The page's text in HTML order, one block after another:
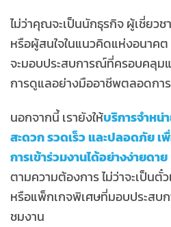
ไม่ว่าคุณจะเป็นนักธุรกิจ ผู้เชี่ยว
หรือผู้สนใจในแนวคิดแห่งอนาคต
จะมอบประสบการณ์ที่ครอบคลุม
การดูแลอย่างมืออาชีพตลอดกา
นอกจากนี้ เรายังให้บริการจำหน่
สะดวก รวดเร็ว และปลอดภัย
การเข้าร่วมงานได้อย่างง่ายดาย
ตามความต้องการ ไม่ว่าจะเป็น
หรือแพ็กเกจพิเศษที่มอบประสบ
ชมงาน